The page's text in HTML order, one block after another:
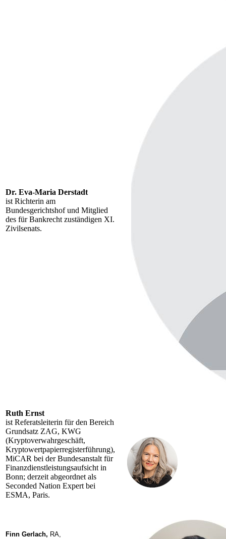
Dr. Eva-Maria Derstadt
ist Richterin am
Bundesgerichtshof und Mitglied
des für Bankrecht zuständigen XI.
Zivilsenats.
Ruth Ernst
ist Referatsleiterin für den Bereich
Grundsatz ZAG, KWG
(Kryptoverwahrgeschäft,
Kryptowertpapierregisterführung),
MiCAR bei der Bundesanstalt für
Finanzdienstleistungsaufsicht in
Bonn; derzeit abgeordnet als
Seconded Nation Expert bei
ESMA, Paris.
Finn Gerlach, RA,